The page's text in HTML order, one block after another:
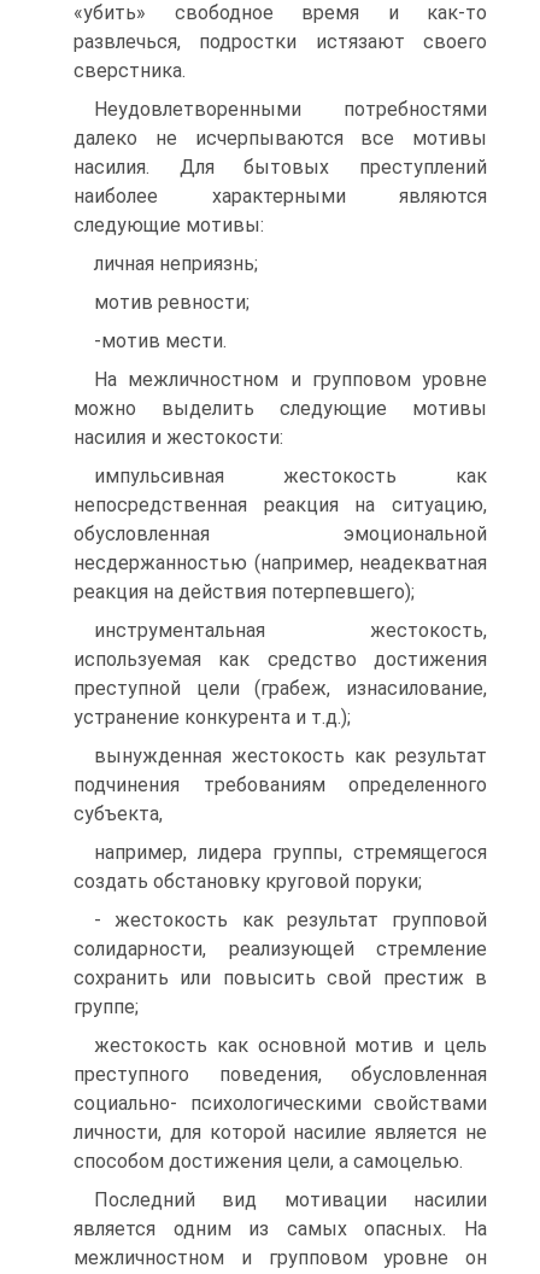
«убить» свободное время и как-то
развлечься, подростки истязают своего
сверстника.
Неудовлетворенными потребностями
далеко не исчерпываются все мотивы
насилия. Для бытовых преступлений
наиболее характерными являются
следующие мотивы:
личная неприязнь;
мотив ревности;
-мотив мести.
На межличностном и групповом уровне
можно выделить следующие мотивы
насилия и жестокости:
импульсивная жестокость как
непосредственная реакция на ситуацию,
обусловленная эмоциональной
несдержанностью (например, неадекватная
реакция на действия потерпевшего);
инструментальная жестокость,
используемая как средство достижения
преступной цели (грабеж, изнасилование,
устранение конкурента и т.д.);
вынужденная жестокость как результат
подчинения требованиям определенного
субъекта,
например, лидера группы, стремящегося
создать обстановку круговой поруки;
- жестокость как результат групповой
солидарности, реализующей стремление
сохранить или повысить свой престиж в
группе;
жестокость как основной мотив и цель
преступного поведения, обусловленная
социально- психологическими свойствами
личности, для которой насилие является не
способом достижения цели, а самоцелью.
Последний вид мотивации насилии
является одним из самых опасных. На
межличностном и групповом уровне он